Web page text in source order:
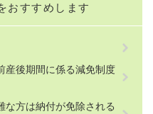
おすすめします
産後期間に係る減免制度
な方は納付が免除される